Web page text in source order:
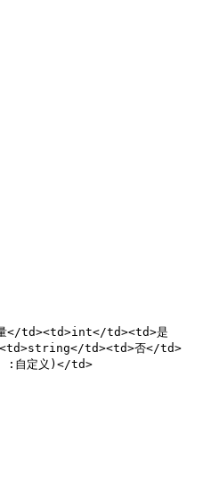
</td><td>int</td><td>是
td><td>否</td>
自定义)</td>